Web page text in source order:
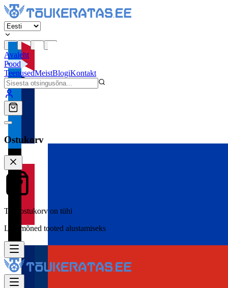
Avaleht
Pood
TeenusedMeistBlogiKontakt
Ostukorv
Teie ostukorv on tühi
Lisa mõned tooted alustamiseks